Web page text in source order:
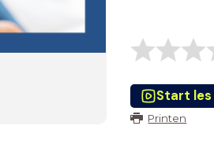
Start les
Printen